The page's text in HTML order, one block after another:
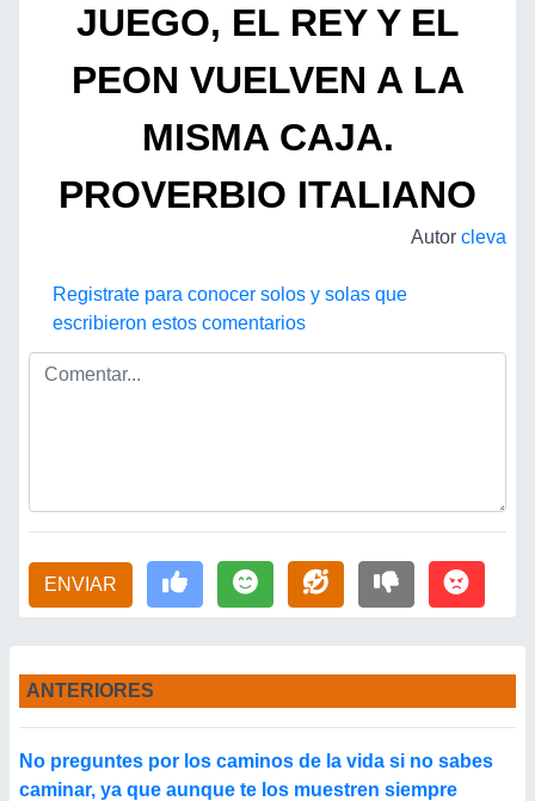
JUEGO, EL REY Y EL
PEON VUELVEN A LA
MISMA CAJA.
PROVERBIO ITALIANO
Autor cleva
Registrate para conocer solos y solas que
escribieron estos comentarios
ENVIAR
ANTERIORES
No preguntes por los caminos de la vida si no sabes
caminar, ya que aunque te los muestren siempre